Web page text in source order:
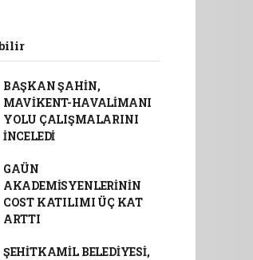
BAŞKAN ŞAHİN,
MAVİKENT-HAVALİMANI
YOLU ÇALIŞMALARINI
İNCELEDİ
GAÜN
AKADEMİSYENLERİNİN
COST KATILIMI ÜÇ KAT
ARTTI
ŞEHİTKAMİL BELEDİYESİ,